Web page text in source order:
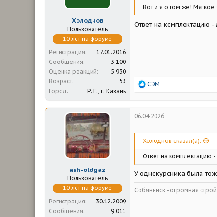
Холоднов
Пользователь
10 лет на форуме
Регистрация
17.01.2016
Сообщения
3 100
Оценка реакций
5 930
Возраст
53
Город
Р.Т., г. Казань
Вот и я о том же! Мягкое
Ответ на комплектацию -
Р
а
к
ц
СЭМ
ash-oldgaz
Пользователь
10 лет на форуме
Регистрация
30.12.2009
Сообщения
9 011
06.04.2026
Холоднов сказал(а):
Ответ на комплектацию
У однокурсника была
Собянинск - огромная